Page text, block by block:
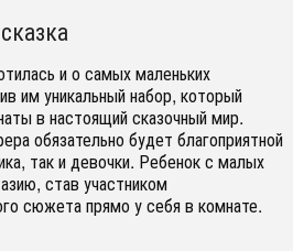
и о самых маленьких
им уникальный набор, который
в настоящий сказочный мир.
обязательно будет благоприятной
так и девочки. Ребенок с малых
став участником
сюжета прямо у себя в комнате.